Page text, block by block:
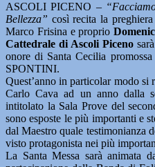
ASCOLI PICENO –
Bellezza” così recita la
Marco Frisina e proprio
Cattedrale di Ascoli Piceno
onore di Santa Cecilia
SPONTINI.
Quest’anno in particolar modo si
Carlo Cava ad un anno dalla
intitolato la Sala Prove del
sono esposte le più importanti e
dal Maestro quale testimonianza
visto protagonista nei più
La Santa Messa sarà animata